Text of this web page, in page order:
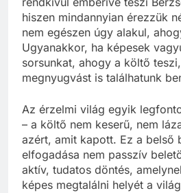
hiszen mindannyian érezzük
nem egészen úgy alakul,
Ugyanakkor, ha képesek
sorsunkat, ahogy a költő
megnyugvást is találhatunk
Az érzelmi világ egyik
– a költő nem keserű, nem
azért, amit kapott. Ez a belső
elfogadása nem passzív
aktív, tudatos döntés,
képes megtalálni helyét a